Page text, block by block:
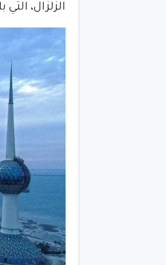
الزلزال، التي بلغت 4 درجة على